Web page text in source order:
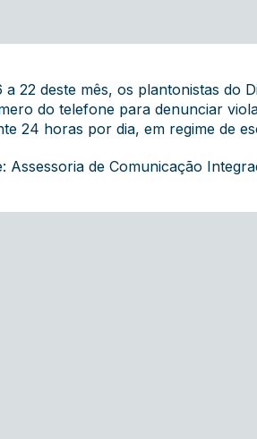
a 22 deste mês, os plantonistas do
do telefone para denunciar
24 horas por dia, em regime de
Assessoria de Comunicação